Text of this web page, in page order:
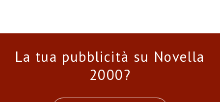
La tua pubblicità su Novella
2000?